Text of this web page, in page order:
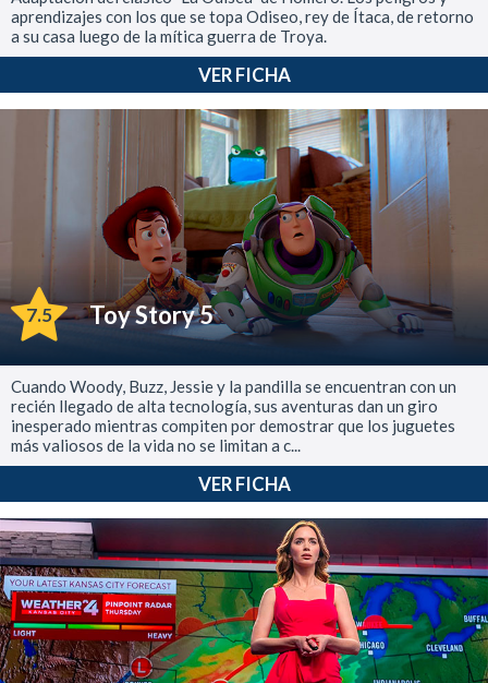
aprendizajes con los que se topa Odiseo, rey de Ítaca, de retorno
a su casa luego de la mítica guerra de Troya.
VER FICHA
7.5 Toy Story 5
Cuando Woody, Buzz, Jessie y la pandilla se encuentran con un
recién llegado de alta tecnología, sus aventuras dan un giro
inesperado mientras compiten por demostrar que los juguetes
más valiosos de la vida no se limitan a c...
VER FICHA